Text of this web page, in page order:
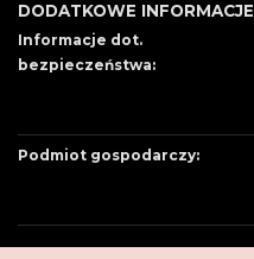
DODATKOWE INFORMACJE
Informacje dot.
bezpieczeństwa:
Podmiot gospodarczy: